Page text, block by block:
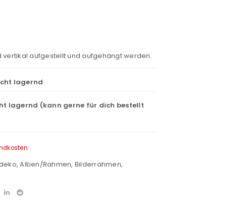
vertikal aufgestellt und aufgehängt werden.
lagernd
lagernd (kann gerne für dich bestellt
,Alben/Rahmen, Bilderrahmen,